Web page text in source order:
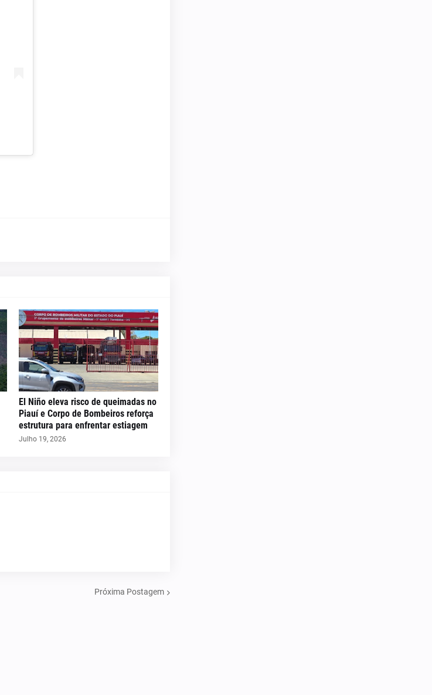
El Niño eleva risco de queimadas no
Piauí e Corpo de Bombeiros reforça
estrutura para enfrentar estiagem
Julho 19, 2026
Próxima Postagem